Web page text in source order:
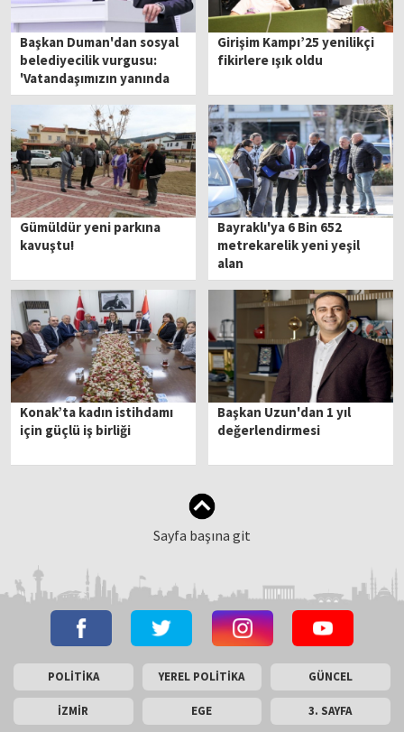
Başkan Duman'dan sosyal
belediyecilik vurgusu:
'Vatandaşımızın yanında
olmaya devam edeceğiz'
Girişim Kampı’25 yenilikçi
fikirlere ışık oldu
Gümüldür yeni parkına
kavuştu!
Bayraklı'ya 6 Bin 652
metrekarelik yeni yeşil
alan
Konak’ta kadın istihdamı
için güçlü iş birliği
Başkan Uzun'dan 1 yıl
değerlendirmesi
Sayfa başına git
POLİTİKA YEREL POLİTİKA GÜNCEL
İZMİR EGE 3. SAYFA